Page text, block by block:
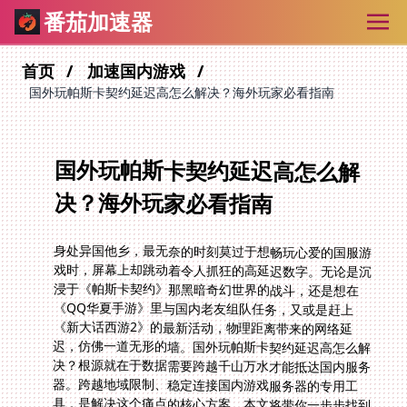
番茄加速器
首页 加速国内游戏
国外玩帕斯卡契约延迟高怎么解决？海外玩家必看指南
国外玩帕斯卡契约延迟高怎么解
决？海外玩家必看指南
身处异国他乡，最无奈的时刻莫过于想畅玩心爱的国服游
戏时，屏幕上却跳动着令人抓狂的高延迟数字。无论是沉
浸于《帕斯卡契约》那黑暗奇幻世界的战斗，还是想在
《QQ华夏手游》里与国内老友组队任务，又或是赶上
《新大话西游2》的最新活动，物理距离带来的网络延
迟，仿佛一道无形的墙。国外玩帕斯卡契约延迟高怎么解
决？根源就在于数据需要跨越千山万水才能抵达国内服务
器。跨越地域限制、稳定连接国内游戏服务器的专用工
具，是解决这个痛点的核心方案。本文将带你一步步找到